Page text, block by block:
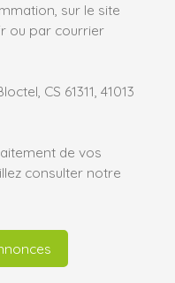
sur le site
ou par courrier
CS 61311, 41013
de vos
consulter notre